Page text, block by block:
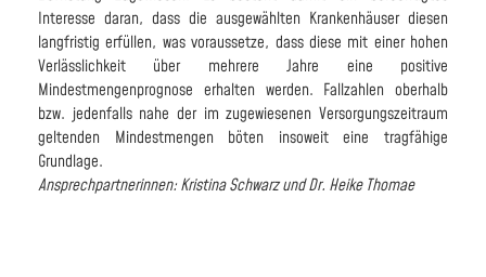
Interesse daran, dass die ausgewählten Krankenhäuser diesen
langfristig erfüllen, was voraussetze, dass diese mit einer hohen
Verlässlichkeit über mehrere Jahre eine positive
Mindestmengenprognose erhalten werden. Fallzahlen oberhalb
bzw. jedenfalls nahe der im zugewiesenen Versorgungszeitraum
geltenden Mindestmengen böten insoweit eine tragfähige
Grundlage.
Ansprechpartnerinnen: Kristina Schwarz und Dr. Heike Thomae